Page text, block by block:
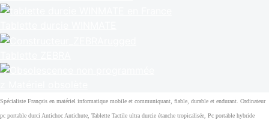
Spécialiste Français en matériel informatique mobile et communiquant, fiable, durable et endurant. Ordinateur
pc portable durci Antichoc Antichute, Tablette Tactile ultra durcie étanche tropicalisée, Pc portable hybride